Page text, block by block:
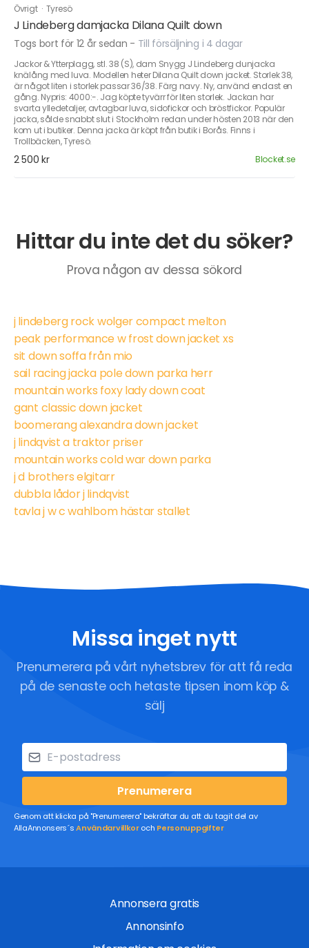
Övrigt · Tyresö
J Lindeberg damjacka Dilana Quilt down
Togs bort för 12 år sedan - Till försäljning i 4 dagar
Jackor & Ytterplagg, stl. 38 (S), dam Snygg J Lindeberg dunjacka
knälång med luva. Modellen heter Dilana Quilt down jacket. Storlek 38,
är något liten i storlek passar 36/38. Färg navy. Ny, använd endast en
gång. Nypris: 4000:-. Jag köpte tyvärr för liten storlek. Jackan har
svarta ylledetaljer, avtagbar luva, sidofickor och bröstfickor. Populär
jacka, sålde snabbt slut i Stockholm redan under hösten 2013 när den
kom ut i butiker. Denna jacka är köpt från butik i Borås. Finns i
Trollbäcken, Tyresö.
2 500 kr Blocket.se
Hittar du inte det du söker?
Prova någon av dessa sökord
j lindeberg rock wolger compact melton
peak performance w frost down jacket xs
sit down soffa från mio
sail racing jacka pole down parka herr
mountain works foxy lady down coat
gant classic down jacket
boomerang alexandra down jacket
j lindqvist a traktor priser
mountain works cold war down parka
j d brothers elgitarr
dubbla lådor j lindqvist
tavla j w c wahlbom hästar stallet
Missa inget nytt
Prenumerera på vårt nyhetsbrev för att få reda
på de senaste och hetaste tipsen inom köp &
sälj
Prenumerera
Genom att klicka på "Prenumerera" bekräftar du att du tagit del av
AllaAnnonsers´sAnvändarvillkoroch Personuppgifter
Annonsera gratis
Annonsinfo